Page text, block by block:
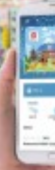
만, 일본 창고에서
에 도착하고
송인 점포가
로 빠르며, 쇼핑
로 일본 최저가
하게 한국 화장
송인 점포가
니다.
카:
이 가까운 곳에
싶은 분들에게
다음 포스팅에서
달살기 #
본날씨 #
낌을 줍니다.
씁니다. 억양이
찬 인상을 줍니다.
이지만, 한 번 쌓인
이 기본 매너입
럼없이 말을 걸며,
주고받는 풍경이
절하게 알려주는
물건이라면
"는 상인 기질이
: "이거 원래 비싼